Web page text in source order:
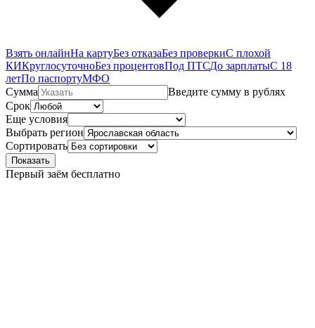
Взять онлайнНа картуБез отказаБез проверкиС плохой
КИКруглосуточноБез процентовПод ПТСДо зарплатыС 18
летПо паспортуМФО
Сумма
Введите сумму в рублях
Срок
Еще условия
Выбрать регион
Сортировать
Показать
Первый заём бесплатно